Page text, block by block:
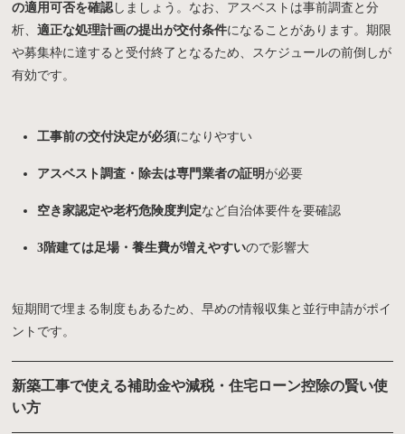
来場予約
イベント情報
資料請求
の適用可否を確認しましょう。なお、アスベストは事前調査と分
析、適正な処理計画の提出が交付条件になることがあります。期限
や募集枠に達すると受付終了となるため、スケジュールの前倒しが
有効です。
工事前の交付決定が必須になりやすい
アスベスト調査・除去は専門業者の証明が必要
空き家認定や老朽危険度判定など自治体要件を要確認
3階建ては足場・養生費が増えやすいので影響大
短期間で埋まる制度もあるため、早めの情報収集と並行申請がポイ
ントです。
新築工事で使える補助金や減税・住宅ローン控除の賢い使
い方